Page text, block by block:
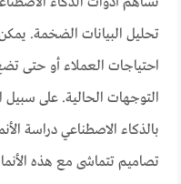
تحليل البيانات الضخمة.
احتياجات العملاء أو حتى
التوجهات الحالية. على سبيل
بالذكاء الاصطناعي دراسة
تصاميم تتماشى مع هذه